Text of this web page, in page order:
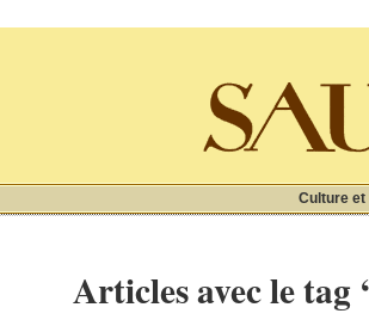
Culture et
Articles avec le tag